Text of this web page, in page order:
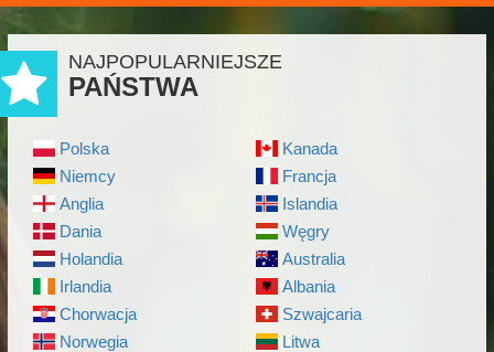
NAJPOPULARNIEJSZE
PAŃSTWA
Polska
Niemcy
Anglia
Dania
Holandia
Irlandia
Chorwacja
Norwegia
Kanada
Francja
Islandia
Węgry
Australia
Albania
Szwajcaria
Litwa